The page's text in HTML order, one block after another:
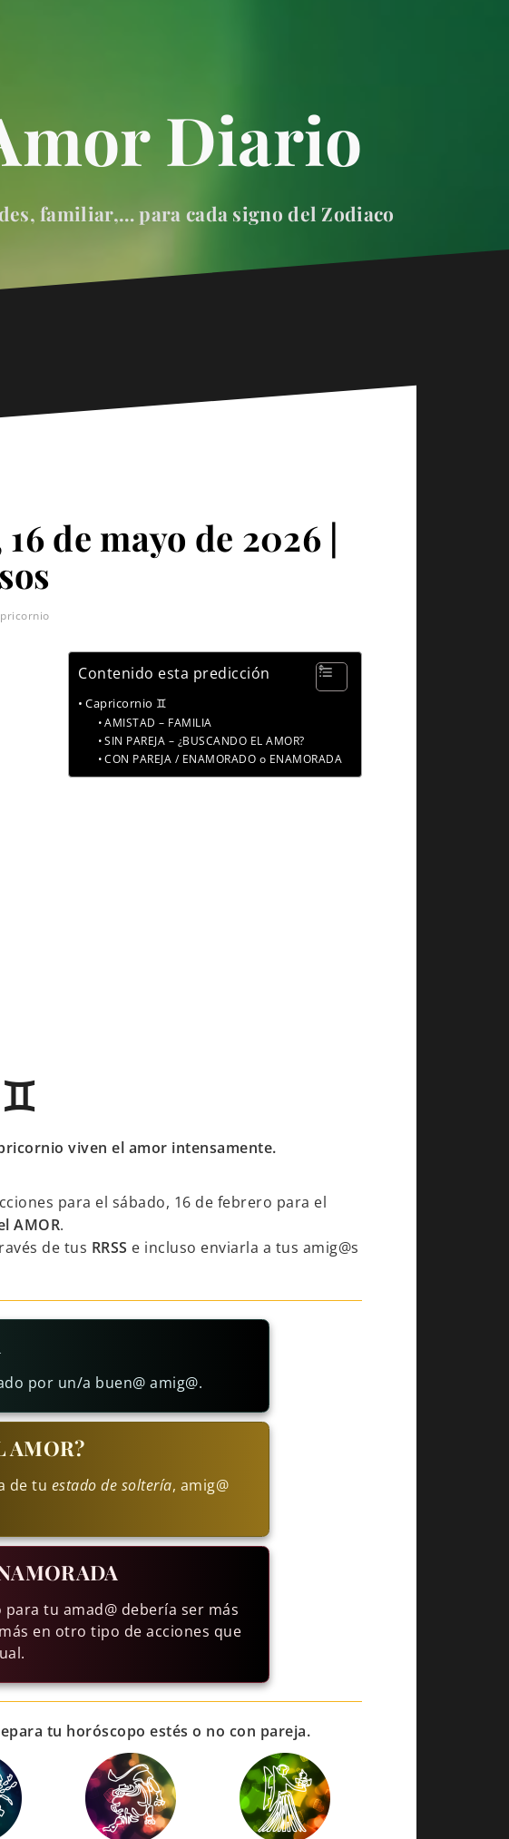
Diario
familiar,… para cada signo del Zodiaco
de mayo de 2026 |
Contenido esta predicción
Capricornio ♊
AMISTAD – FAMILIA
SIN PAREJA – ¿BUSCANDO EL AMOR?
CON PAREJA / ENAMORADO o ENAMORADA
viven el amor intensamente.
para el sábado, 16 de febrero para el
AMOR.
de tus RRSS e incluso enviarla a tus amig@s
por un/a buen@ amig@.
AMOR?
de tu estado de soltería, amig@
tu amad@ debería ser más
en otro tipo de acciones que
tu horóscopo estés o no con pareja.